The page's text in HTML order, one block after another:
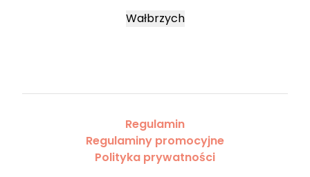
Wałbrzych
Regulamin
Regulaminy promocyjne
Polityka prywatności